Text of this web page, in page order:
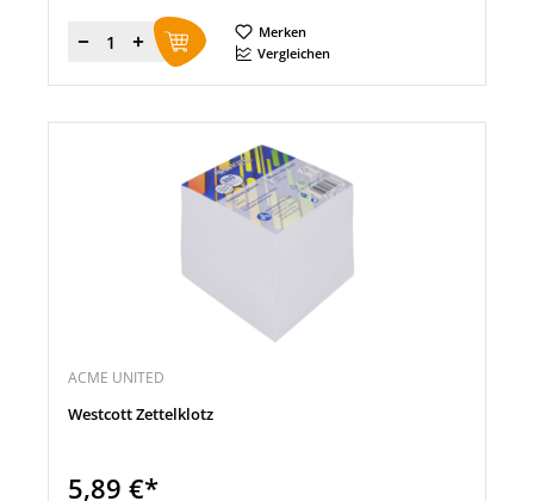
Menge
Merken
Vergleichen
ACME UNITED
Westcott Zettelklotz
5,89 €*